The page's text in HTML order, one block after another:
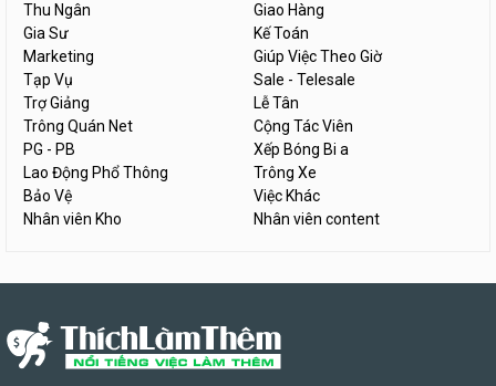
Thu Ngân
Giao Hàng
Gia Sư
Kế Toán
Marketing
Giúp Việc Theo Giờ
Tạp Vụ
Sale - Telesale
Trợ Giảng
Lễ Tân
Trông Quán Net
Cộng Tác Viên
PG - PB
Xếp Bóng Bi a
Lao Động Phổ Thông
Trông Xe
Bảo Vệ
Việc Khác
Nhân viên Kho
Nhân viên content